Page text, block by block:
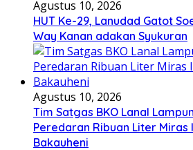
Agustus 10, 2026
HUT Ke-29, Lanudad Gatot
Way Kanan adakan Syukuran
Agustus 10, 2026
Tim Satgas BKO Lanal
Peredaran Ribuan Liter Miras
Bakauheni